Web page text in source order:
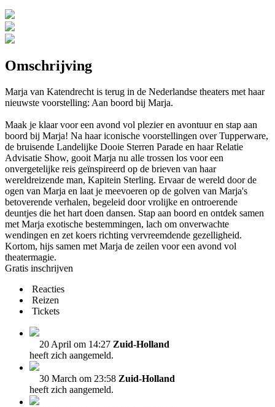
Omschrijving
Marja van Katendrecht is terug in de Nederlandse theaters met haar
nieuwste voorstelling: Aan boord bij Marja.
Maak je klaar voor een avond vol plezier en avontuur en stap aan
boord bij Marja! Na haar iconische voorstellingen over Tupperware,
de bruisende Landelijke Dooie Sterren Parade en haar Relatie
Advisatie Show, gooit Marja nu alle trossen los voor een
onvergetelijke reis geïnspireerd op de brieven van haar
wereldreizende man, Kapitein Sterling. Ervaar de wereld door de
ogen van Marja en laat je meevoeren op de golven van Marja's
betoverende verhalen, begeleid door vrolijke en ontroerende
deuntjes die het hart doen dansen. Stap aan boord en ontdek samen
met Marja exotische bestemmingen, lach om onverwachte
wendingen en zet koers richting vervreemdende gezelligheid.
Kortom, hijs samen met Marja de zeilen voor een avond vol
theatermagie.
Gratis inschrijven
Reacties
Reizen
Tickets
20 April om 14:27 Zuid-Holland
heeft zich aangemeld.
30 March om 23:58 Zuid-Holland
heeft zich aangemeld.